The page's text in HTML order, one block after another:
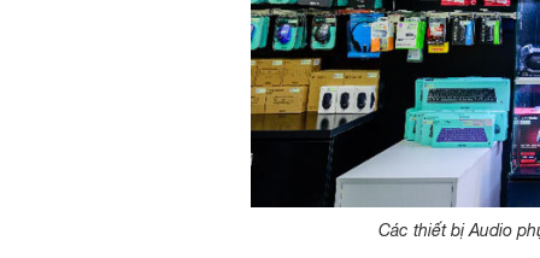
Các thiết bị Audio